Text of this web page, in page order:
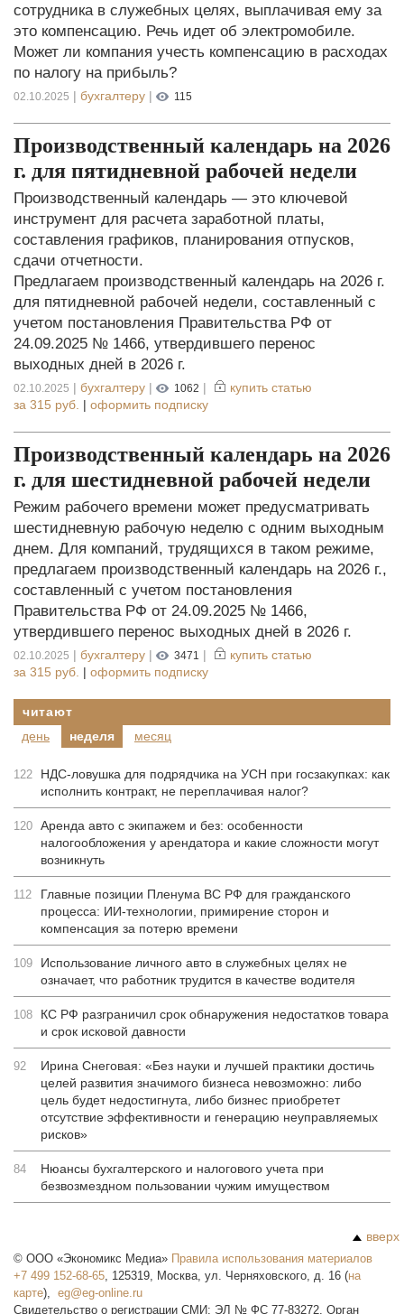
сотрудника в служебных целях, выплачивая ему за
это компенсацию. Речь идет об электромобиле.
Может ли компания учесть компенсацию в расходах
по налогу на прибыль?
02.10.2025 | бухгалтеру | 115
Производственный календарь на 2026
г. для пятидневной рабочей недели
Производственный календарь — это ключевой
инструмент для расчета заработной платы,
составления графиков, планирования отпусков,
сдачи отчетности.
Предлагаем производственный календарь на 2026 г.
для пятидневной рабочей недели, составленный с
учетом постановления Правительства РФ от
24.09.2025 № 1466, утвердившего перенос
выходных дней в 2026 г.
02.10.2025 | бухгалтеру | 1062 |
купить статью
за 315 руб. | оформить подписку
Производственный календарь на 2026
г. для шестидневной рабочей недели
Режим рабочего времени может предусматривать
шестидневную рабочую неделю с одним выходным
днем. Для компаний, трудящихся в таком режиме,
предлагаем производственный календарь на 2026 г.,
составленный с учетом постановления
Правительства РФ от 24.09.2025 № 1466,
утвердившего перенос выходных дней в 2026 г.
02.10.2025 | бухгалтеру | 3471 |
купить статью
за 315 руб. | оформить подписку
читают
день
неделя месяц
122
НДС-ловушка для подрядчика на УСН при госзакупках: как
исполнить контракт, не переплачивая налог?
120 Аренда авто с экипажем и без: особенности
налогообложения у арендатора и какие сложности могут
возникнуть
112
Главные позиции Пленума ВС РФ для гражданского
процесса: ИИ-технологии, примирение сторон и
компенсация за потерю времени
109
Использование личного авто в служебных целях не
означает, что работник трудится в качестве водителя
108
КС РФ разграничил срок обнаружения недостатков товара
и срок исковой давности
92
Ирина Снеговая: «Без науки и лучшей практики достичь
целей развития значимого бизнеса невозможно: либо
цель будет недостигнута, либо бизнес приобретет
отсутствие эффективности и генерацию неуправляемых
рисков»
84
Нюансы бухгалтерского и налогового учета при
безвозмездном пользовании чужим имуществом
вверх
© ООО «Экономикс Медиа» Правила использования материалов
+7 499 152-68-65, 125319, Москва, ул. Черняховского, д. 16 (на
карте),
Свидетельство о регистрации СМИ: ЭЛ № ФС 77-83272. Орган